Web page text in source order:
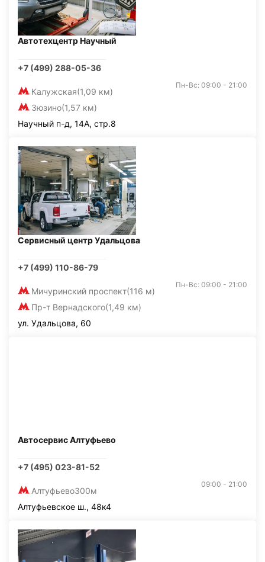
Автотехцентр Научный
+7 (499) 288-05-36
Калужская(1,09 км)
Зюзино(1,57 км)
Пн-Вс: 09:00 - 21:00
Научный п-д, 14А, стр.8
Сервисный центр Удальцова
+7 (499) 110-86-79
Мичуринский проспект(116 м)
Пр-т Вернадского(1,49 км)
Пн-Вс: 09:00 - 21:00
ул. Удальцова, 60
Автосервис Алтуфьево
+7 (495) 023-81-52
Алтуфьево300м
09:00 - 21:00
Алтуфьевское ш., 48к4